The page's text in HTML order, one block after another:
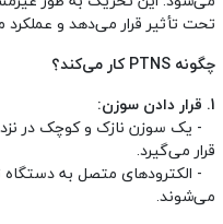
تحت تأثیر قرار می‌دهد و عملکرد
چگونه PTNS کار می‌کند؟
1. قرار دادن سوزن:
- یک سوزن نازک و کوچک در
قرار می‌گیرد.
- الکترودهای متصل به
می‌شوند.